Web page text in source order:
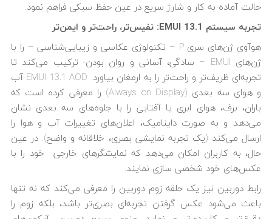
حالت آماده به کار و شارژ سریع در عین حفظ سبکی فراهم نمود.
تجربه سیستم EMUI 13.1: نفیس‌تر، راحت‌تر و ایمن‌تر
هوآوی ژن‌های سری P – تکنولوژی عکاسی و زیبایی‌شناسی – را با
ژن‌های EMUI – سادگی، آسانی و روان بودن- ترکیب می‌کند تا
تجربه‌ای ظریف‌تر و راحت‌تر را به ارمغان بیاورد. EMUI 13.1 AOD آب
و هوای سه بعدی (Always on Display) را معرفی کرده است که
باران، برف، هوای ابری یا آفتابی را با جلوه‌های سه بعدی نشان
می‌دهد و به صورت داینامیک، اعلان‌های تغییرات آب و هوا را
ارسال می‌کند (یک تجربه نمایشی بصری، خلاقانه و واضح). در عین
حال، به کاربران امکان می‌دهد که نمایشگرهای خارجی خود را با
عکس‌های خود شخصی سازی نمایند.
رابط دوربین نیز یک حلقه زوم دوربین را معرفی می‌کند که نه تنها
باعث می‌شود عکس گرفتن تجربه‌ای بصری‌تر باشد، بلکه زوم را